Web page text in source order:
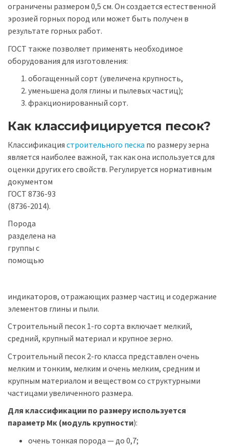
ограничены размером 0,5 см. Он создается естественной
эрозией горных пород или может быть получен в
результате горных работ.
ГОСТ также позволяет применять необходимое
оборудования для изготовления:
обогащенный сорт (увеличена крупность,
уменьшена доля глины и пылевых частиц);
фракционированный сорт.
Как классифицируется песок?
Классификация строительного песка по размеру зерна
является наиболее важной, так как она используется для
оценки других его свойств. Регулируется нормативным
документом
ГОСТ 8736-93
(8736-2014).
Порода
разделена на
группы с
помощью
индикаторов, отражающих размер частиц и содержание
элементов глины и пыли.
Строительный песок 1-го сорта включает мелкий,
средний, крупный материал и крупное зерно.
Строительный песок 2-го класса представлен очень
мелким и тонким, мелким и очень мелким, средним и
крупным материалом и веществом со структурными
частицами увеличенного размера.
Для классификации по размеру используется
параметр Мк (модуль крупности):
очень тонкая порода — до 0,7;